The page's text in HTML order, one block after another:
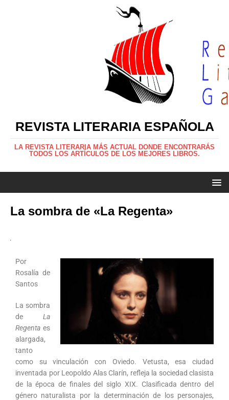
REVISTA LITERARIA ESPAÑOLA
LA REVISTA LITERARIA MÁS ACTUAL DONDE ENCONTRARÁS
TODOS LOS ARTÍCULOS DE LOS MEJORES LIBROS.
La sombra de «La Regenta»
Por
Rosalía de
Santos
La sombra
de La
Regenta es
alargada,
tanto
como su vinculación con Oviedo. Vetusta, esa ciudad
inventada por Leopoldo Alas Clarín, refleja la sociedad clasista
de la época de finales del siglo XIX. Clasificada dentro del
género naturalista por la determinación de los personajes,